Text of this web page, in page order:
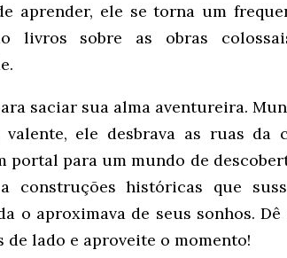
aprender, ele se torna um
livros sobre as obras
saciar sua alma aventureira.
ele desbrava as ruas da
para um mundo de
construções históricas que
o aproximava de seus sonhos. Dê
lado e aproveite o momento!